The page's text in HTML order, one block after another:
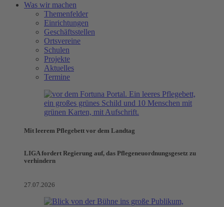
Was wir machen
Themenfelder
Einrichtungen
Geschäftsstellen
Ortsvereine
Schulen
Projekte
Aktuelles
Termine
Mit leerem Pflegebett vor dem Landtag
LIGA fordert Regierung auf, das Pflegeneuordnungsgesetz zu
verhindern
27.07.2026